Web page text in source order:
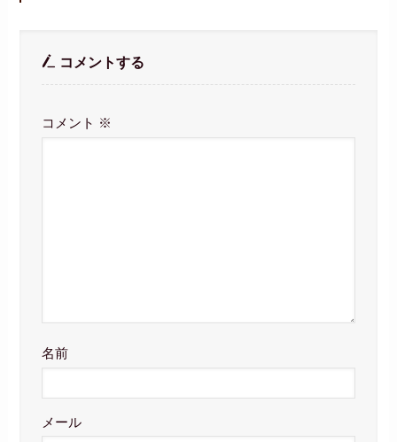
コメントする
コメント ※
名前
メール